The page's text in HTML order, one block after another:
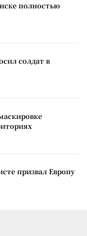
полностью
солдат в
призвал Европу